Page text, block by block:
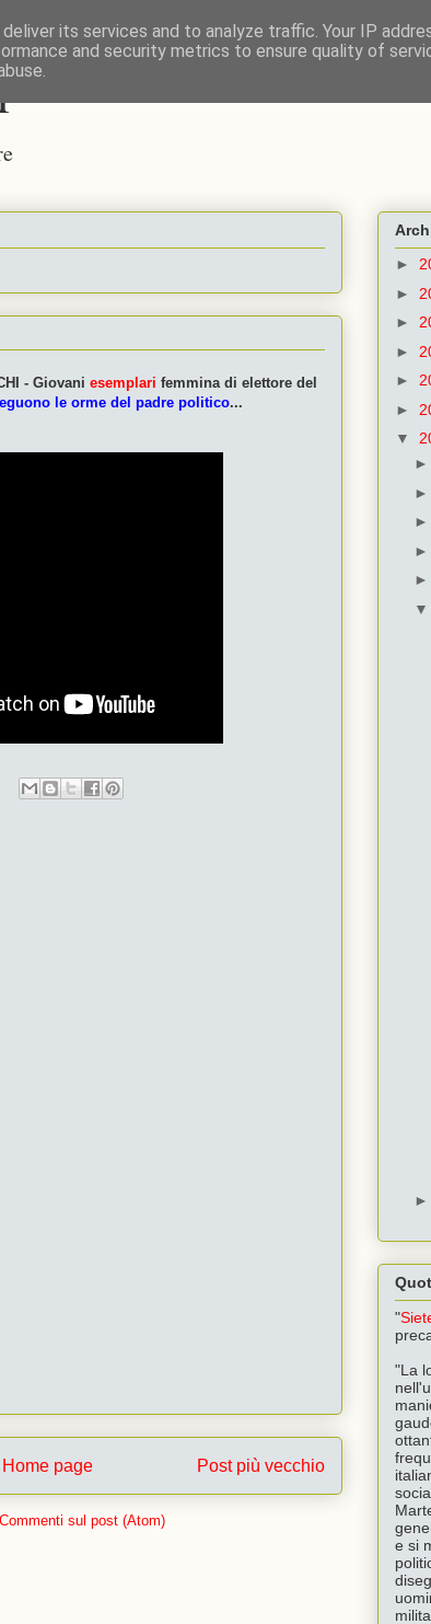
- Giovani esemplari femmina di elettore del
le orme del padre politico...
Post più vecchio
Home page
Commenti sul post (Atom)
►
►
►
►
►
►
▼
►
►
►
►
►
▼
►
"
"La
e si
its services and to analyze traffic. Your IP
and security metrics to ensure quality of